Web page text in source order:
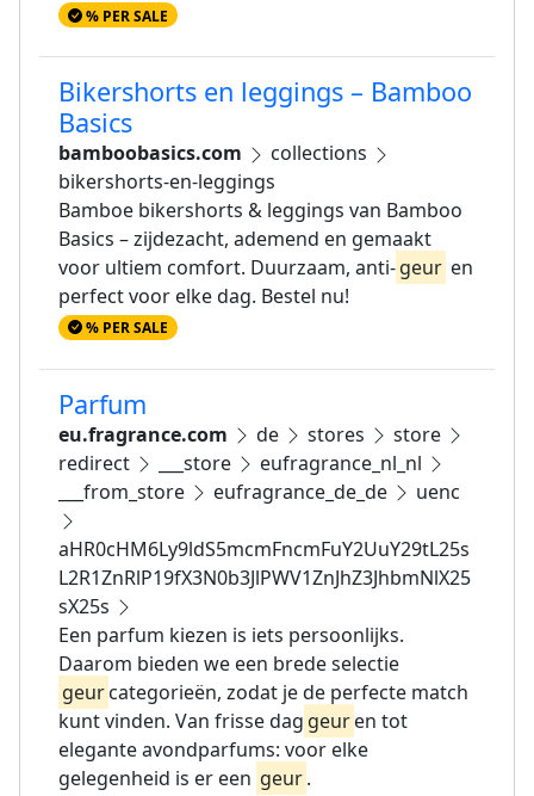
% PER SALE
Bikershorts en leggings – Bamboo
Basics
bamboobasics.com
collections
bikershorts-en-leggings
Bamboe bikershorts & leggings van Bamboo
Basics – zijdezacht, ademend en gemaakt
voor ultiem comfort. Duurzaam, anti-geur en
perfect voor elke dag. Bestel nu!
% PER SALE
Parfum
eu.fragrance.com de stores
store
redirect
___store
eufragrance_nl_nl
___from_store
eufragrance_de_de uenc
aHR0cHM6Ly9ldS5mcmFncmFuY2UuY29tL25s
L2R1ZnRlP19fX3N0b3JlPWV1ZnJhZ3JhbmNlX25
sX25s
Een parfum kiezen is iets persoonlijks.
Daarom bieden we een brede selectie
geurcategorieën, zodat je de perfecte match
kunt vinden. Van frisse dag geuren tot
elegante avondparfums: voor elke
gelegenheid is er een geur.